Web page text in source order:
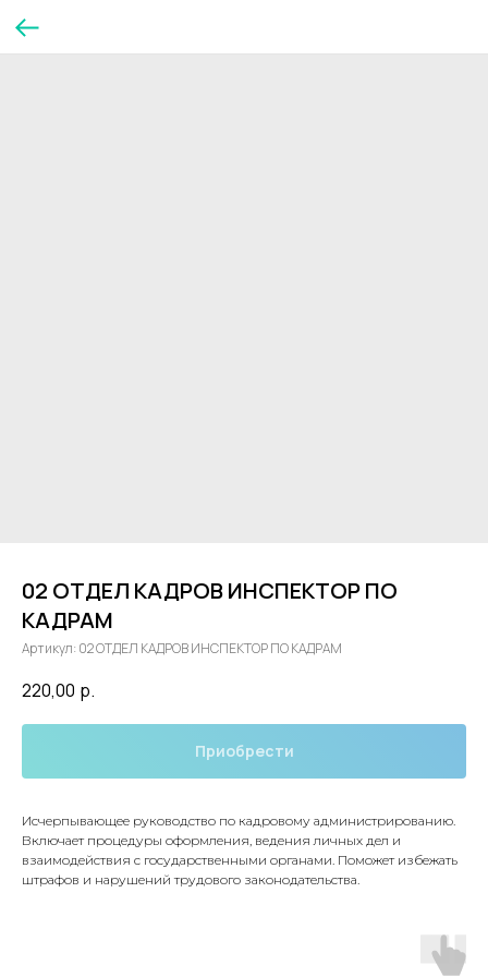
02 ОТДЕЛ КАДРОВ ИНСПЕКТОР ПО
КАДРАМ
Артикул: 02 ОТДЕЛ КАДРОВ ИНСПЕКТОР ПО КАДРАМ
220,00 р.
Приобрести
Исчерпывающее руководство по кадровому администрированию.
Включает процедуры оформления, ведения личных дел и
взаимодействия с государственными органами. Поможет избежать
штрафов и нарушений трудового законодательства.